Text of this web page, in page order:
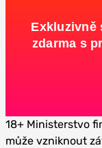
Exkluzivně
zdarma s
18+ Ministerstvo
může vzniknout